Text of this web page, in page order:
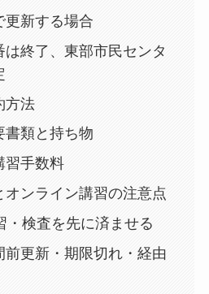
更新する場合
終了、東部市民センタ
方法
書類と持ち物
習手数料
オンライン講習の注意点
・検査を先に済ませる
前更新・期限切れ・経由